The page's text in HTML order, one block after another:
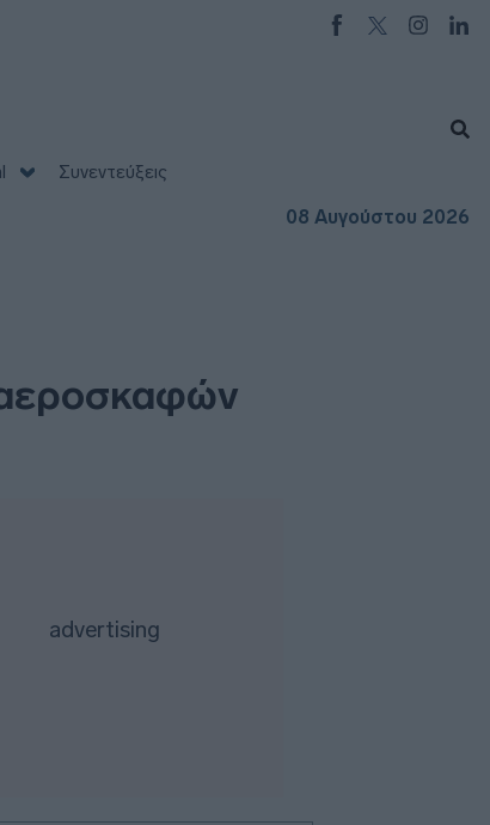
Συνεντεύξεις
08 Αυγούστου 2026